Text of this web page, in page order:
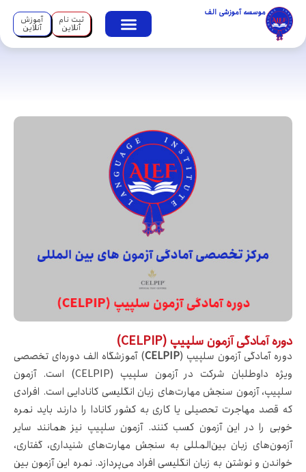
موسسه آموزشی الف
ثبت نام
آنلاین
آموزش
آنلاین
دوره آمادگی آزمون سلپیپ (CELPIP)
دوره آمادگی آزمون سلپیپ (CELPIP) آموزشگاه الف دوره‌ای تخصصی
ویژه داوطلبان شرکت در آزمون سلپیپ (CELPIP) است. آزمون
سلپیپ، آزمون سنجش مهارت‌های زبان انگلیسی کانادایی است. افرادی
که قصد مهاجرت تحصیلی یا کاری به کشور کانادا را دارند باید نمره
خوبی را در این آزمون کسب کنند. آزمون سلپیپ نیز همانند سایر
آزمون‌های زبان بین‌المللی به سنجش مهارت‌های شنیداری، گفتاری،
خواندن و نوشتن به زبان انگلیسی افراد می‌پردازد. نمره این آزمون بین